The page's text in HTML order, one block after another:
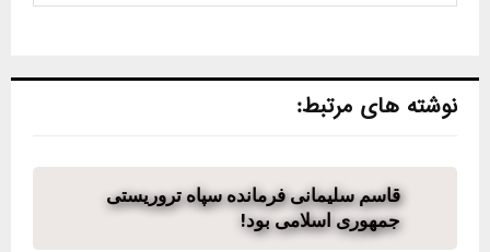
نوشته های مرتبط:
قاسم سلیمانی فرمانده سپاه تروریستی
جمهوری اسلامی بود!